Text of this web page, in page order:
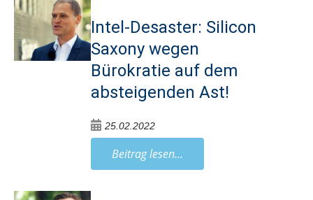
Intel-Desaster: Silicon
Saxony wegen
Bürokratie auf dem
absteigenden Ast!
25.02.2022
Beitrag lesen...